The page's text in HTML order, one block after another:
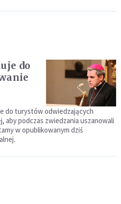
do
do turystów odwiedzających
aby podczas zwiedzania uszanowali
w opublikowanym dziś